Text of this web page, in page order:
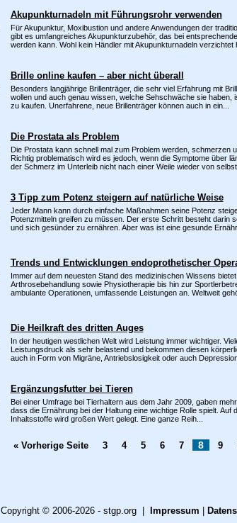
Akupunkturnadeln mit Führungsrohr verwenden
Für Akupunktur, Moxibustion und andere Anwendungen der
gibt es umfangreiches Akupunkturzubehör, das bei
werden kann. Wohl kein Händler mit Akupunkturnadeln verzichtet
Brille online kaufen – aber nicht überall
Besonders langjährige Brillenträger, die sehr viel Erfahrung mit
wollen und auch genau wissen, welche Sehschwäche sie haben,
zu kaufen. Unerfahrene, neue Brillenträger können auch in ein...
Die Prostata als Problem
Die Prostata kann schnell mal zum Problem werden, schmerzen
Richtig problematisch wird es jedoch, wenn die Symptome über
der Schmerz im Unterleib nicht nach einer Weile wieder von selbst
3 Tipp zum Potenz steigern auf natürliche Weise
Jeder Mann kann durch einfache Maßnahmen seine Potenz
Potenzmitteln greifen zu müssen. Der erste Schritt besteht darin
und sich gesünder zu ernähren. Aber was ist eine gesunde
Trends und Entwicklungen endoprothetischer
Immer auf dem neuesten Stand des medizinischen Wissens
Arthrosebehandlung sowie Physiotherapie bis hin zur
ambulante Operationen, umfassende Leistungen an. Weltweit
Die Heilkraft des dritten Auges
In der heutigen westlichen Welt wird Leistung immer wichtiger.
Leistungsdruck als sehr belastend und bekommen diesen
auch in Form von Migräne, Antriebslosigkeit oder auch
Ergänzungsfutter bei Tieren
Bei einer Umfrage bei Tierhaltern aus dem Jahr 2009, gaben
dass die Ernährung bei der Haltung eine wichtige Rolle spielt. Auf
Inhaltsstoffe wird großen Wert gelegt. Eine ganze Reih...
« Vorherige Seite 3 4 5 6 7 8 9
Copyright © 2006-2026 - stgp.org | Impressum